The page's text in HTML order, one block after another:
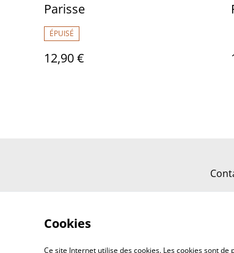
Parisse
ÉPUISÉ
12,90 €
Cookies
Ce site Internet utilise des cookies. Les cookies sont